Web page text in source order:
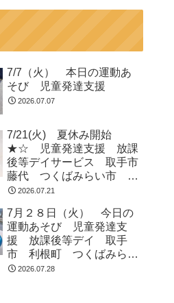
7/7（火） 本日の運動あ
そび 児童発達支援
2026.07.07
7/21(火) 夏休み開始
★☆ 児童発達支援 放課
後等デイサービス 取手市
藤代 つくばみらい市 龍
ヶ崎2026.07.21
7月２８日（火） 今日の
運動あそび 児童発達支
援 放課後等デイ 取手
市 利根町 つくばみらい
市 2026.07.28